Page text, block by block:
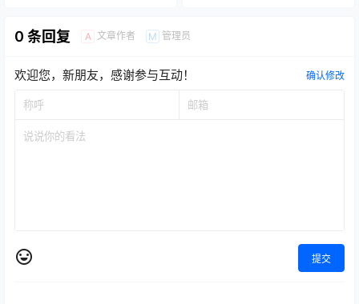
0 条回复 A 文章作者 M 管理员
欢迎您，新朋友，感谢参与互动！ 确认修改
提交